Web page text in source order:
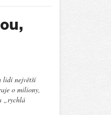
lidí největší
o miliony,
„rychlá